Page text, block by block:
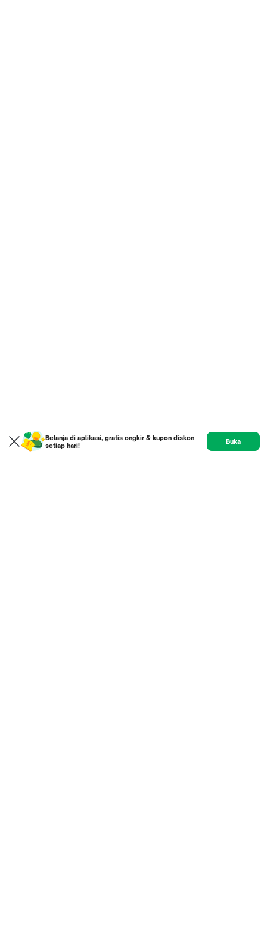
Belanja di aplikasi, gratis ongkir & kupon diskon
setiap hari!
Buka